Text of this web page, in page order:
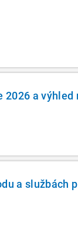
a výhled
a službách